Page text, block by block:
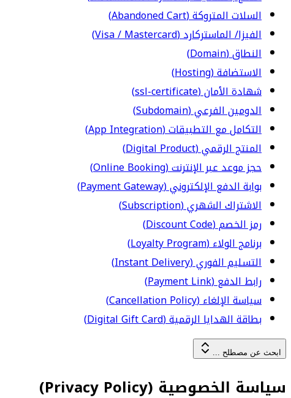
السلات المتروكة (Abandoned Cart)
الفيزا/ الماستركارد (Visa / Mastercard)
النطاق (Domain)
الاستضافة (Hosting)
شهادة الأمان (ssl-certificate)
الدومين الفرعي (Subdomain)
التكامل مع التطبيقات (App Integration)
المنتج الرقمي (Digital Product)
حجز موعد عبر الإنترنت (Online Booking)
بوابة الدفع الإلكتروني (Payment Gateway)
الاشتراك الشهري (Subscription)
رمز الخصم (Discount Code)
برنامج الولاء (Loyalty Program)
التسليم الفوري (Instant Delivery)
رابط الدفع (Payment Link)
سياسة الإلغاء (Cancellation Policy)
بطاقة الهدايا الرقمية (Digital Gift Card)
ابحث عن مصطلح ...
سياسة الخصوصية (Privacy Policy)